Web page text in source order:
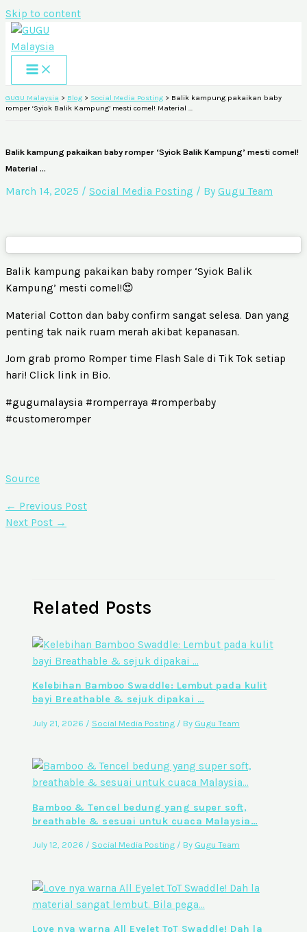
Skip to content
GUGU Malaysia > Blog > Social Media Posting > Balik kampung pakaikan baby
romper ‘Syiok Balik Kampung’ mesti comel! Material …
Balik kampung pakaikan baby romper ‘Syiok Balik Kampung’ mesti comel!
Material …
March 14, 2025 / Social Media Posting / By Gugu Team
Balik kampung pakaikan baby romper ‘Syiok Balik
Kampung’ mesti comel!😍
Material Cotton dan baby confirm sangat selesa. Dan yang
penting tak naik ruam merah akibat kepanasan.
Jom grab promo Romper time Flash Sale di Tik Tok setiap
hari! Click link in Bio.
#gugumalaysia #romperraya #romperbaby
#customeromper
Source
← Previous Post
Next Post →
Related Posts
Kelebihan Bamboo Swaddle: Lembut pada kulit
bayi Breathable & sejuk dipakai …
July 21, 2026 / Social Media Posting/ By Gugu Team
Bamboo & Tencel bedung yang super soft,
breathable & sesuai untuk cuaca Malaysia…
July 12, 2026 / Social Media Posting/ By Gugu Team
Love nya warna All Eyelet ToT Swaddle! Dah la